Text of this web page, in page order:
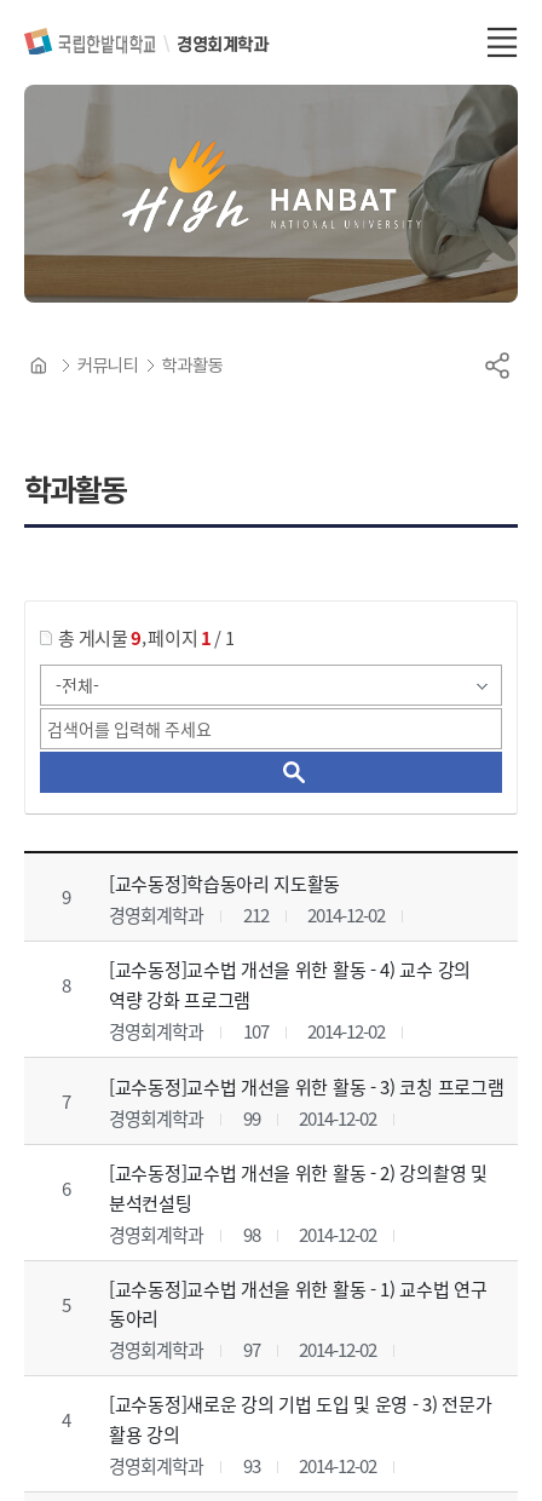
경영회계학과
학과활동
커뮤니티 학과활동
총 게시물9,페이지 1/ 1
자료실 목록 으로 번호, 제목, 작성자, 조회수, 등록 일, 첨부파일로 나열 되고 있습니다.
9
[교수동정]학습동아리 지도활동
경영회계학과
212 2014-12-02
8
[교수동정]교수법 개선을 위한 활동 - 4) 교수 강의
역량 강화 프로그램
경영회계학과
107 2014-12-02
7
[교수동정]교수법 개선을 위한 활동 - 3) 코칭 프로그램
경영회계학과
99 2014-12-02
6
[교수동정]교수법 개선을 위한 활동 - 2) 강의촬영 및
분석컨설팅
경영회계학과
98 2014-12-02
5
[교수동정]교수법 개선을 위한 활동 - 1) 교수법 연구
동아리
경영회계학과
97 2014-12-02
4
[교수동정]새로운 강의 기법 도입 및 운영 - 3) 전문가
활용 강의
경영회계학과
93 2014-12-02